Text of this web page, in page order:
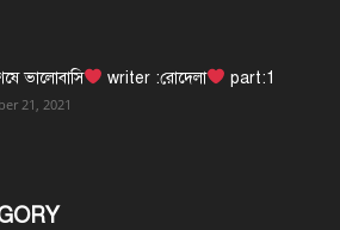
ভালোবাসি writer :রোদেলা part:1
21, 2021